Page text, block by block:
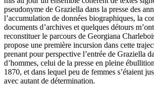
pseudonyme de Graziella dans la presse des
l’accumulation de données biographiques, la
documents d’archives et quelques détours
reconstituer le parcours de Georgiana
propose une première incursion dans cette
prenant pour perspective l’entrée de Graziella
d’hommes, celui de la presse en pleine
1870, et dans lequel peu de femmes s’étaient
avec autant de détermination.